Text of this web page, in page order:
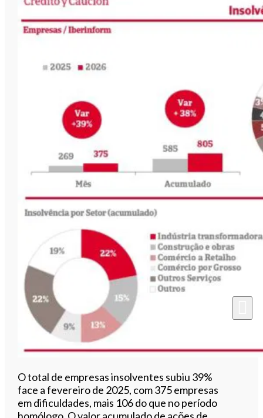
O total de empresas insolventes subiu 39%
face a fevereiro de 2025, com 375 empresas
em dificuldades, mais 106 do que no período